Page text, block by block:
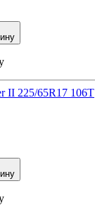
II 225/65R17 106T